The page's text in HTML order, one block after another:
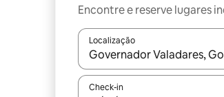
Encontre e reserve lugares
Localização
Quando os resultados
Check-in